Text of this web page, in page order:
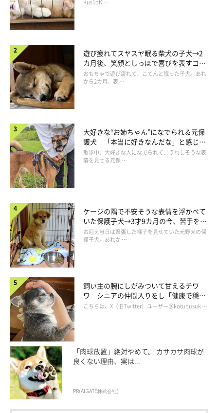
みんな幸せそうで、見ているだけでほっこりしてしまいますよね
♡
姉妹）
https://www.youtube.com/watch?v=sFiN4mp7-Dw
文／雨宮カイ
長！
Kus1oK …
遊び疲れてスヤスヤ眠る柴犬の子犬→2
カ月後、笑顔としっぽで喜びを表すコに
成長！
おもちゃで遊び疲れて、こてんと眠った子犬。あれ
から2カ月、表 …
大好きな“お姉ちゃん”になでられる元保
護犬 「本当に好きなんだな」と感じる
表情にほっこり
散歩中、大好きな人になでられて、うれしそうな表
情を見せる元保 …
ケージの隅で不安そうな表情を浮かべて
いた保護子犬→3才9カ月の今、苦手を克
服し頼もしいコに成長！
お迎え当日は緊張した様子を見せていた元野犬の保
護子犬。あれか …
飼い主の腕にしがみついて甘えるチワ
ワ シニアの仲間入りをし「健康で穏や
かな暮らしが続いてほしい」と願う
こちらは、X（旧Twitter）ユーザー＠kotubusuk …
「肉球放置」絶対やめて。 カサカサ肉球が
良くない理由、実は...
PR(AIGATE株式会社)